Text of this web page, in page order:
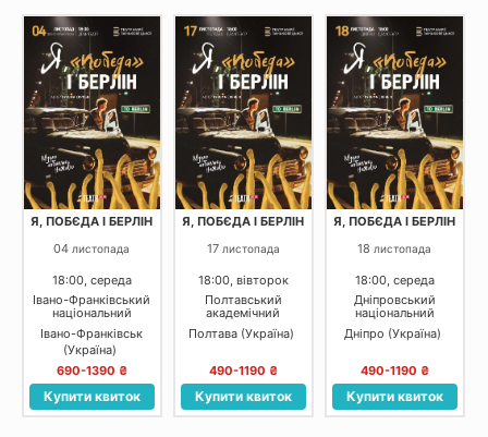
Я, ПОБЄДА І БЕРЛІН
04листопада
18:00, середа
Івано-Франківський
національний
академічний
драматичний театр
ім. Івана Франка
Івано-Франківськ
(Україна)
690-1390 ₴
Купити квиток
Я, ПОБЄДА І БЕРЛІН
17 листопада
18:00, вівторок
Полтавський
академічний
обласний
український
драматичний театр
імені М. В. Гоголя
Полтава (Україна)
490-1190 ₴
Купити квиток
Я, ПОБЄДА І БЕРЛІН
18листопада
18:00, середа
Дніпровський
національний
академічний
український
драматичний театр
ім. Т.Г. Шевченка
Дніпро (Україна)
490-1190 ₴
Купити квиток